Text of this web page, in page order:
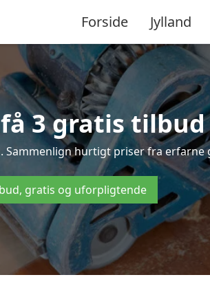
Forside Jylland
3 gratis
hurtigt priser fra
gratis og uforpligtende